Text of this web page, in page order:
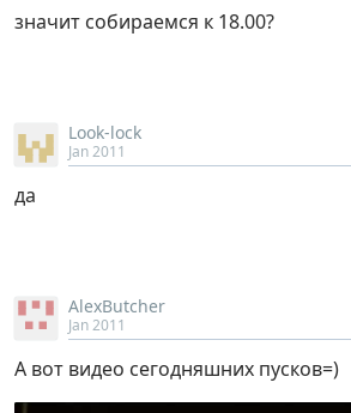
значит собираемся к 18.00?
Look-lock
Jan 2011
да
AlexButcher
Jan 2011
А вот видео сегодняшних пусков=)